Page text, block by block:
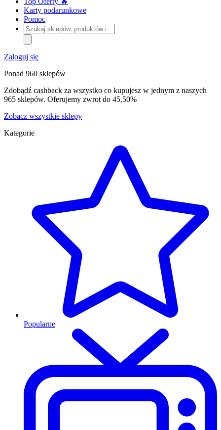
Karty podarunkowe
Pomoc
Szukaj
sklepów,
produktów
i
kategorii
Zaloguj się
Ponad 960 sklepów
Zdobądź cashback za wszystko co kupujesz w jednym z naszych
965 sklepów. Oferujemy zwrot do 45,50%
Zobacz wszystkie sklepy
Kategorie
Popularne